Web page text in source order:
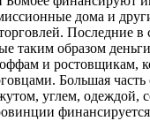
дома и
Последние в
таким образом деньги
и ростовщикам,
Большая
углем, одеждой,